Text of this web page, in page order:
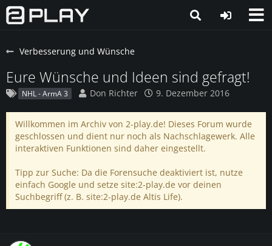
Verbesserung und Wünsche
Eure Wünsche und Ideen sind gefragt!
NHL - ArmA 3 Don Richter 9. Dezember 2016
Willkommen im Archiv von 2-play.de! Dieses Forum wurde
geschlossen und dient nur noch als Nachschlagewerk. Alle
interaktiven Funktionen sind daher eingestellt.
Tipp zur Suche: Da die Forensuche deaktiviert ist, nutze
einfach Google und setze site:2-play.de vor deinen
Suchbegriff (z. B. site:2-play.de Altis Life).